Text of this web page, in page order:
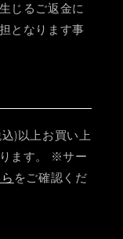
じるご返金に
となります事
)以上お買い上
ます。 ※サー
をご確認くだ